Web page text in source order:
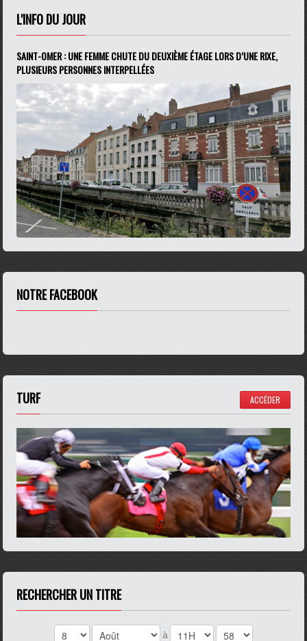
L'INFO DU JOUR
SAINT-OMER : UNE FEMME CHUTE DU DEUXIÈME ÉTAGE LORS D’UNE RIXE,
PLUSIEURS PERSONNES INTERPELLÉES
NOTRE FACEBOOK
TURF ACCÉDER
RECHERCHER UN TITRE
à